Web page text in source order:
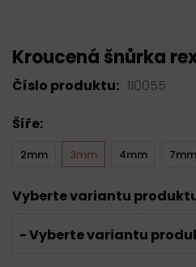
Kroucená šnůrka
Číslo produktu: 110055
Šíře:
2mm 3mm 4mm 7mm
Vyberte variantu
- Vyberte variantu